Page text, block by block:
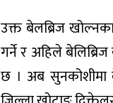
उक्त बेलब्रिज
गर्ने र अहिले
छ । अब सुनकोशीमा